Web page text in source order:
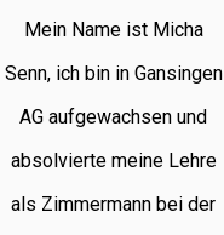
Mein Name ist Micha
Senn, ich bin in Gansingen
AG aufgewachsen und
absolvierte meine Lehre
als Zimmermann bei der